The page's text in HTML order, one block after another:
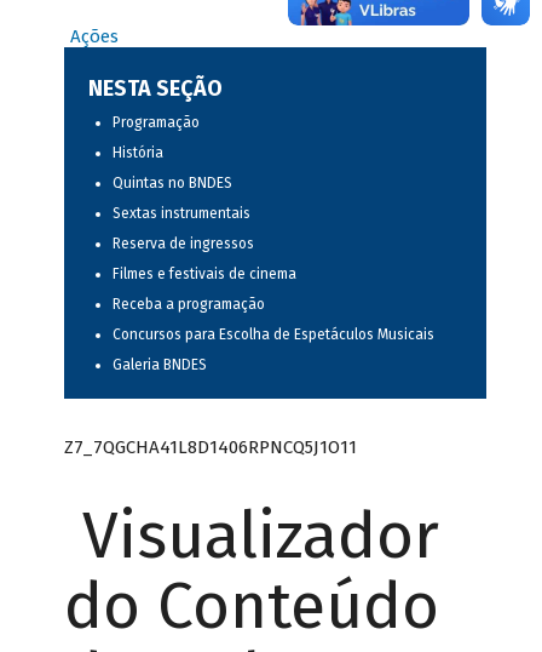
Ações
NESTA SEÇÃO
Programação
História
Quintas no BNDES
Sextas instrumentais
Reserva de ingressos
Filmes e festivais de cinema
Receba a programação
Concursos para Escolha de Espetáculos Musicais
Galeria BNDES
Z7_7QGCHA41L8D1406RPNCQ5J1O11
Visualizador
do Conteúdo